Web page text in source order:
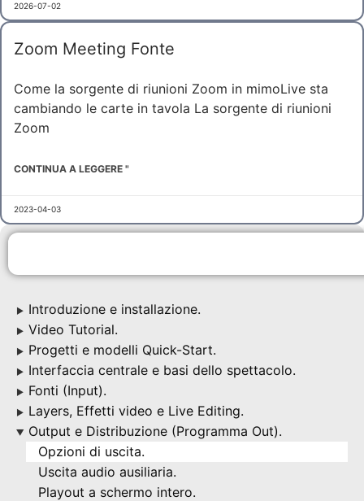
▶ Introduzione e installazione.
▶ Video Tutorial.
▶ Progetti e modelli Quick-Start.
▶ Interfaccia centrale e basi dello spettacolo.
▶ Fonti (Input).
▶ Layers, Effetti video e Live Editing.
▶
Output e Distribuzione (Programma Out).
Opzioni di uscita.
Uscita audio ausiliaria.
Playout a schermo intero.
2026-07-02
Zoom Meeting Fonte
Come la sorgente di riunioni Zoom in mimoLive sta
cambiando le carte in tavola La sorgente di riunioni
Zoom
CONTINUA A LEGGERE "
2023-04-03